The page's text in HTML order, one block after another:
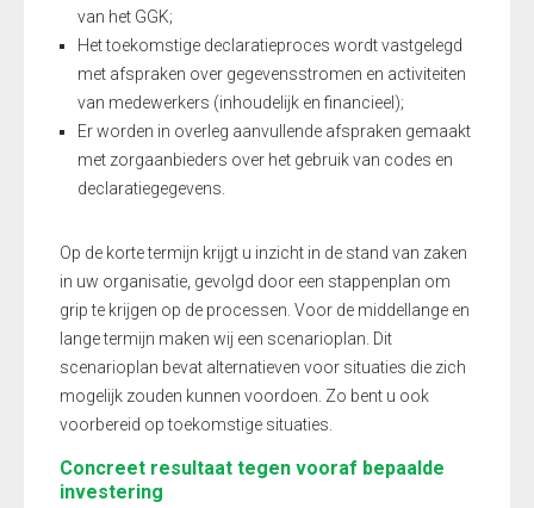
van het GGK;
Het toekomstige declaratieproces wordt vastgelegd
met afspraken over gegevensstromen en activiteiten
van medewerkers (inhoudelijk en financieel);
Er worden in overleg aanvullende afspraken gemaakt
met zorgaanbieders over het gebruik van codes en
declaratiegegevens.
Op de korte termijn krijgt u inzicht in de stand van zaken
in uw organisatie, gevolgd door een stappenplan om
grip te krijgen op de processen. Voor de middellange en
lange termijn maken wij een scenarioplan. Dit
scenarioplan bevat alternatieven voor situaties die zich
mogelijk zouden kunnen voordoen. Zo bent u ook
voorbereid op toekomstige situaties.
Concreet resultaat tegen vooraf bepaalde
investering